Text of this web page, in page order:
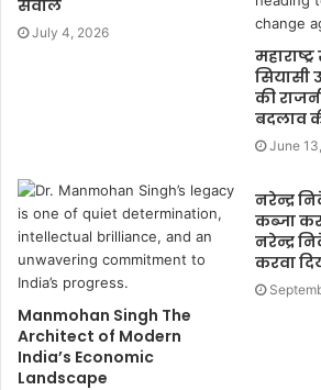
सवाल
July 4, 2026
की
बदलाव
June
Manmohan Singh The
Architect of Modern
India’s Economic
Landscape
नरेन्द्र
कब्जा
नरेन्द्र
करवा